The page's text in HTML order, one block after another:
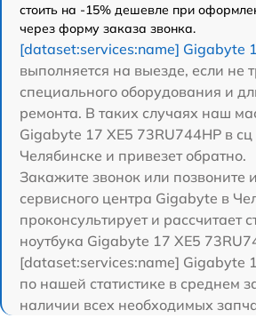
стоить на -15% дешевле при
через форму заказа звонка.
[dataset:services:name] Gigabyte
выполняется на выезде, если не
специального оборудования и
ремонта. В таких случаях наш
Gigabyte 17 XE5 73RU744HP в
Челябинске и привезет обратно.
Закажите звонок или позвоните
сервисного центра Gigabyte в
проконсультирует и рассчитает
ноутбука Gigabyte 17 XE5
[dataset:services:name] Gigabyte
по нашей статистике в среднем
наличии всех необходимых